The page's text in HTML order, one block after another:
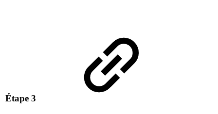
Étape 3